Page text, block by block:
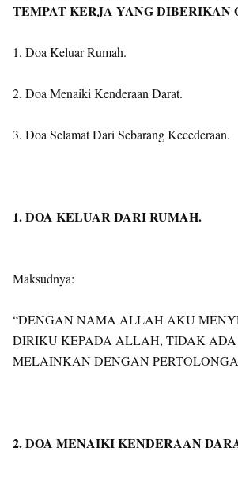
TEMPAT KERJA YANG DIBERIKAN
1. Doa Keluar Rumah.
2. Doa Menaiki Kenderaan Darat.
3. Doa Selamat Dari Sebarang Kecederaan.
1. DOA KELUAR DARI RUMAH.
Maksudnya:
“DENGAN NAMA ALLAH AKU
DIRIKU KEPADA ALLAH, TIDAK ADA
MELAINKAN DENGAN
2. DOA MENAIKI KENDERAAN